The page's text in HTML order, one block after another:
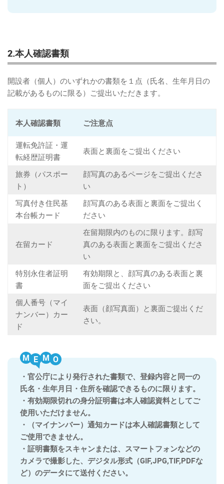
2.本人確認書類
開設者（個人）のいずれかの書類を１点（氏名、生年月日の
記載があるものに限る）ご提出いただきます。
本人確認書類 ご注意点
運転免許証・運
転経歴証明書
表面と裏面をご提出ください
旅券（パスポー
ト）
顔写真のあるページをご提出くださ
い
写真付き住民基
本台帳カード
顔写真のある表面と裏面をご提出く
ださい
在留カード
在留期限内のものに限ります。顔写
真のある表面と裏面をご提出くださ
い
特別永住者証明
書
有効期限と、顔写真のある表面と裏
面をご提出ください
個人番号（マイ
ナンバー）カー
ド
表面（顔写真面）と裏面ご提出くだ
さい。
M M
・官公庁により発行された書類で、登録内容と同一の
氏名・生年月日・住所を確認できるものに限ります。
・有効期限切れの身分証明書は本人確認資料としてご
使用いただけません。
・（マイナンバー）通知カードは本人確認書類として
ご使用できません。
・証明書類をスキャンまたは、スマートフォンなどの
カメラで撮影した、デジタル形式（GIF,JPG,TIF,PDFな
ど）のデータにて送付ください。